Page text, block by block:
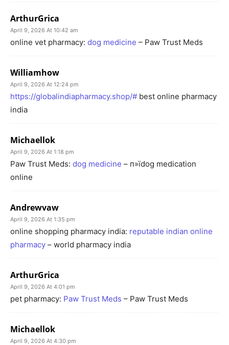
ArthurGrica
April 9, 2026 At 10:42 am
online vet pharmacy: dog medicine – Paw Trust Meds
Williamhow
April 9, 2026 At 12:24 pm
https://globalindiapharmacy.shop/# best online pharmacy
india
Michaellok
April 9, 2026 At 1:18 pm
Paw Trust Meds: dog medicine – п»їdog medication
online
Andrewvaw
April 9, 2026 At 1:35 pm
online shopping pharmacy india: reputable indian online
pharmacy – world pharmacy india
ArthurGrica
April 9, 2026 At 4:01 pm
pet pharmacy: Paw Trust Meds – Paw Trust Meds
Michaellok
April 9, 2026 At 4:30 pm